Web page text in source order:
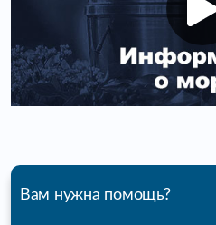
Вам нужна помощь?